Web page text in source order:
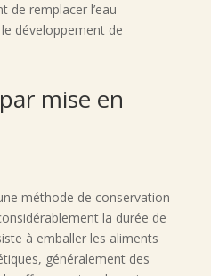
de remplacer l’eau
développement de
mise en
méthode de conservation
la durée de
à emballer les aliments
généralement des